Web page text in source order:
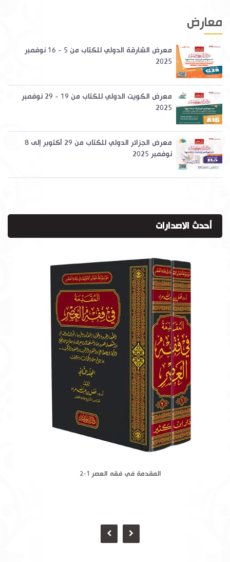
معارض
معرض الشارقة الدولي للكتاب من 5 - 16 نوفمبر
2025
معرض الكويت الدولي للكتاب من 19 - 29 نوفمبر
2025
معرض الجزائر الدولي للكتاب من 29 أكتوبر إلى 8
نوفمبر 2025
أحدث الاصدارات
المقدمة في فقه العصر 1-2